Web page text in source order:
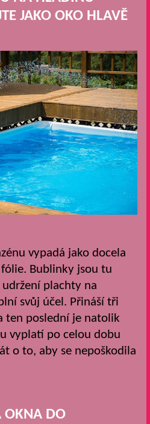
JAKO OKO HLAVĚ
vypadá jako docela
Bublinky jsou tu
plachty na
svůj účel. Přináší tři
ten poslední je natolik
vyplatí po celou dobu
o to, aby se nepoškodila
OKNA DO